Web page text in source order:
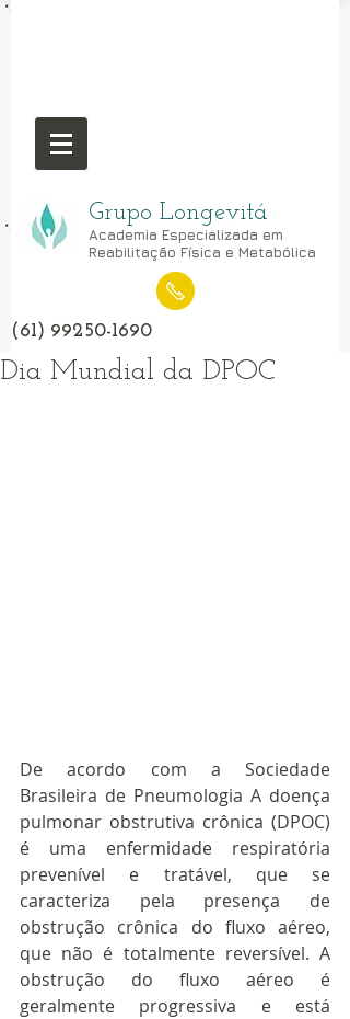
Grupo Longevitá
Academia Especializada em
Reabilitação Física e Metabólica
(61) 99250-1690
Dia Mundial da DPOC
De acordo com a Sociedade
Brasileira de Pneumologia A doença
pulmonar obstrutiva crônica (DPOC)
é uma enfermidade respiratória
prevenível e tratável, que se
caracteriza pela presença de
obstrução crônica do fluxo aéreo,
que não é totalmente reversível. A
obstrução do fluxo aéreo é
geralmente progressiva e está